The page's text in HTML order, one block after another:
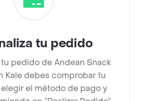
tu pedido
tu pedido de Andean Snack
Kale debes comprobar tu
el método de pago y